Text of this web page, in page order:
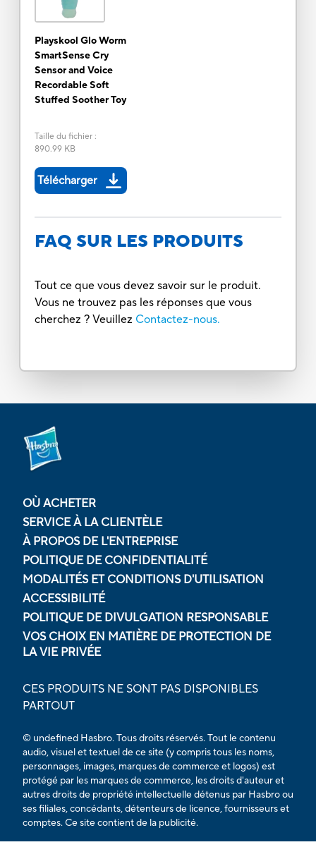
Playskool Glo Worm
SmartSense Cry
Sensor and Voice
Recordable Soft
Stuffed Soother Toy
Taille du fichier:
890.99 KB
Télécharger
FAQ SUR LES PRODUITS
Tout ce que vous devez savoir sur le produit.
Vous ne trouvez pas les réponses que vous
cherchez ? Veuillez Contactez-nous.
OÙ ACHETER
SERVICE À LA CLIENTÈLE
À PROPOS DE L'ENTREPRISE
POLITIQUE DE CONFIDENTIALITÉ
MODALITÉS ET CONDITIONS D'UTILISATION
ACCESSIBILITÉ
POLITIQUE DE DIVULGATION RESPONSABLE
VOS CHOIX EN MATIÈRE DE PROTECTION DE
LA VIE PRIVÉE
CES PRODUITS NE SONT PAS DISPONIBLES
PARTOUT
© undefined Hasbro. Tous droits réservés. Tout le contenu
audio, visuel et textuel de ce site (y compris tous les noms,
personnages, images, marques de commerce et logos) est
protégé par les marques de commerce, les droits d'auteur et
autres droits de propriété intellectuelle détenus par Hasbro ou
ses filiales, concédants, détenteurs de licence, fournisseurs et
comptes. Ce site contient de la publicité.